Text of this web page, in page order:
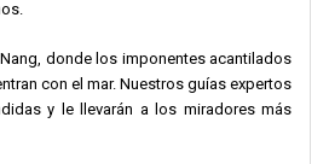
donde los imponentes acantilados
con el mar. Nuestros guías expertos
y le llevarán a los miradores más